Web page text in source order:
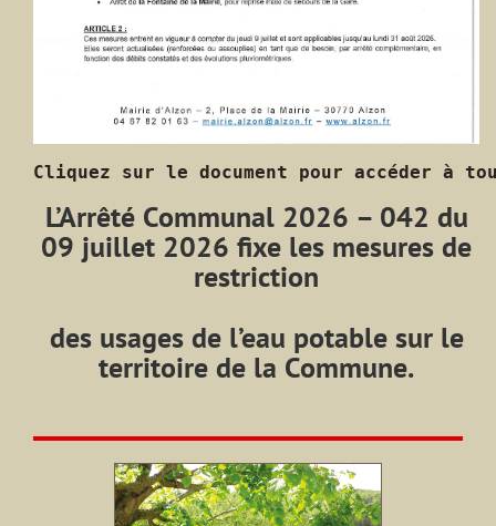
Cliquez sur le document pour accéder à
L’Arrêté Communal 2026 – 042 du
09 juillet 2026 fixe les mesures de
restriction
des usages de l’eau potable sur le
territoire de la Commune.